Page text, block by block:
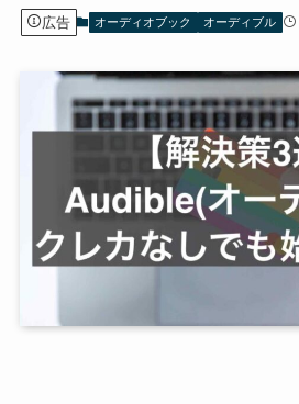
広告 オーディオブック オーディブル